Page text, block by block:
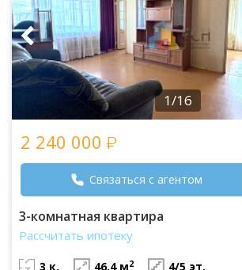
1/16
2 240 000
Связаться с агентом
3-комнатная квартира
Рассчитать ипотеку
3 к. 46.4 м2
4/5 эт.